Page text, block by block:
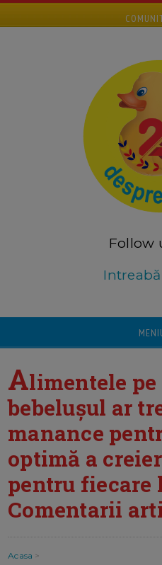
Follow
Alimentele pe
bebelușul ar
manance
optimă a
pentru fiecare
Comentarii
Acasa >